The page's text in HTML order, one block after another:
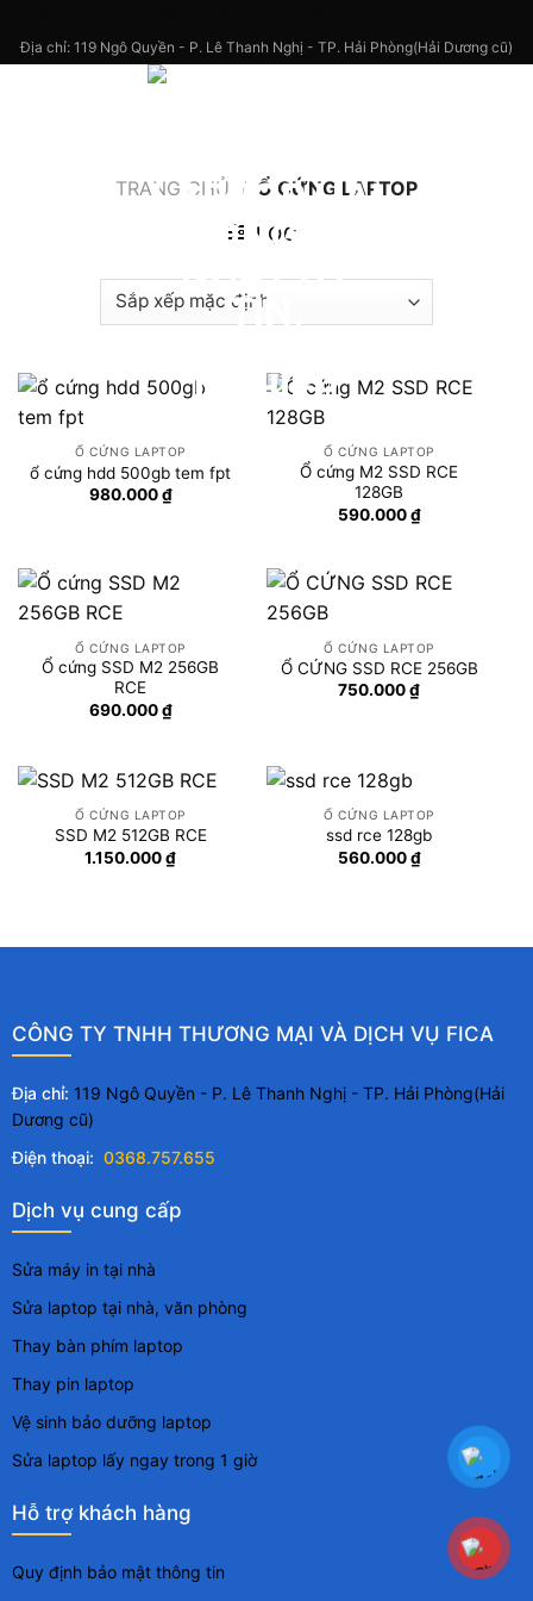
Địa chỉ: 119 Ngô Quyền - P. Lê Thanh Nghị - TP. Hải Phòng(Hải Dương cũ)
TRANG CHỦ / Ổ CỨNG LAPTOP
LỌC
Ổ CỨNG LAPTOP
ổ cứng hdd 500gb tem fpt
980.000₫
Ổ CỨNG LAPTOP
Ổ cứng M2 SSD RCE
128GB
590.000₫
Ổ CỨNG LAPTOP
Ổ cứng SSD M2 256GB
RCE
690.000₫
Ổ CỨNG LAPTOP
Ổ CỨNG SSD RCE 256GB
750.000₫
Ổ CỨNG LAPTOP
SSD M2 512GB RCE
1.150.000₫
Ổ CỨNG LAPTOP
ssd rce 128gb
560.000₫
CÔNG TY TNHH THƯƠNG MẠI VÀ DỊCH VỤ FICA
Địa chỉ: 119 Ngô Quyền - P. Lê Thanh Nghị - TP. Hải Phòng(Hải
Dương cũ)
Điện thoại: 0368.757.655
Dịch vụ cung cấp
Sửa máy in tại nhà
Sửa laptop tại nhà, văn phòng
Thay bàn phím laptop
Thay pin laptop
Vệ sinh bảo dưỡng laptop
Sửa laptop lấy ngay trong 1 giờ
Hỗ trợ khách hàng
Quy định bảo mật thông tin